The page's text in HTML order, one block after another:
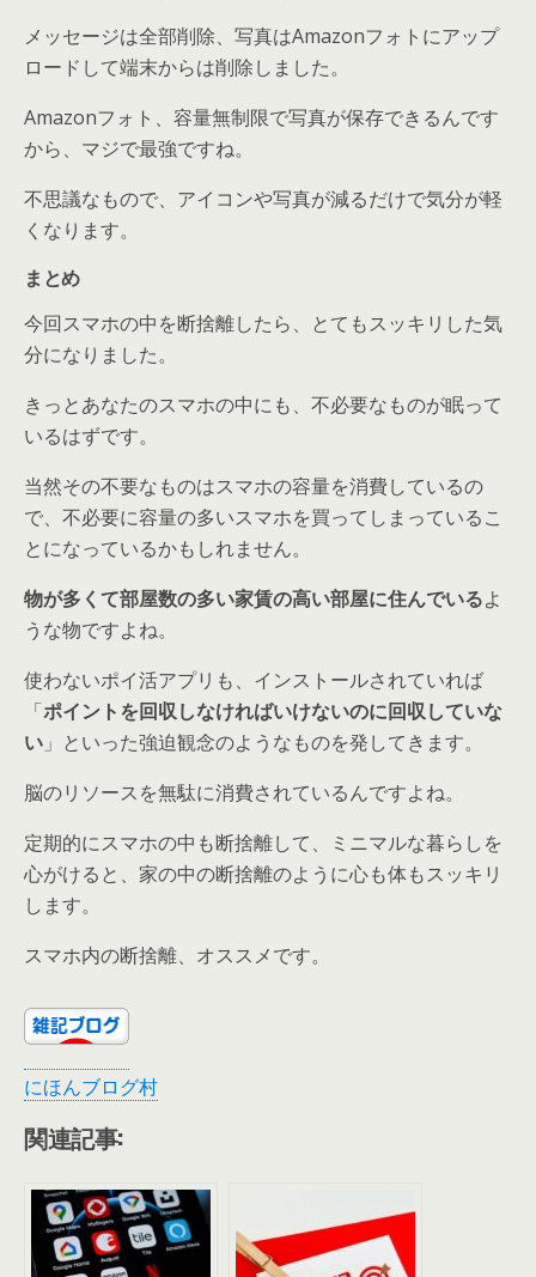
メッセージは全部削除、写真はAmazonフォトにアップ
ロードして端末からは削除しました。
Amazonフォト、容量無制限で写真が保存できるんです
から、マジで最強ですね。
不思議なもので、アイコンや写真が減るだけで気分が軽
くなります。
まとめ
今回スマホの中を断捨離したら、とてもスッキリした気
分になりました。
きっとあなたのスマホの中にも、不必要なものが眠って
いるはずです。
当然その不要なものはスマホの容量を消費しているの
で、不必要に容量の多いスマホを買ってしまっているこ
とになっているかもしれません。
物が多くて部屋数の多い家賃の高い部屋に住んでいるよ
うな物ですよね。
使わないポイ活アプリも、インストールされていれば
「ポイントを回収しなければいけないのに回収していな
い 」といった強迫観念のようなものを発してきます。
脳のリソースを無駄に消費されているんですよね。
定期的にスマホの中も断捨離して、ミニマルな暮らしを
心がけると、家の中の断捨離のように心も体もスッキリ
します。
スマホ内の断捨離、オススメです。
にほんブログ村
関連記事: